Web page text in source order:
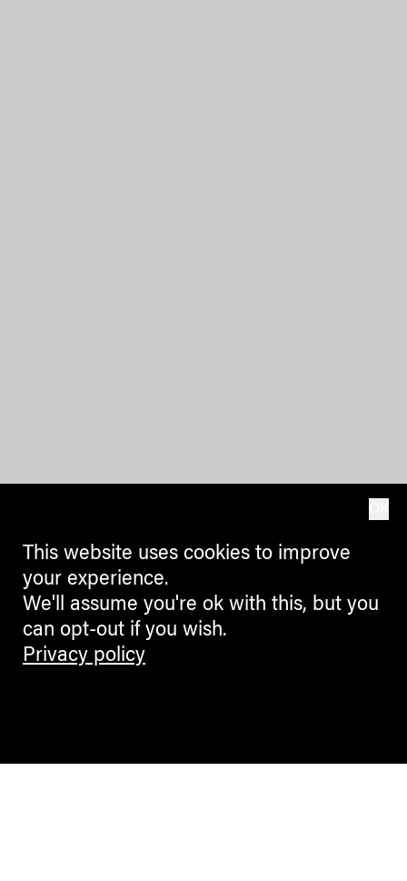
This website uses cookies to improve
your experience.
We'll assume you're ok with this, but you
can opt-out if you wish.
Privacy policy